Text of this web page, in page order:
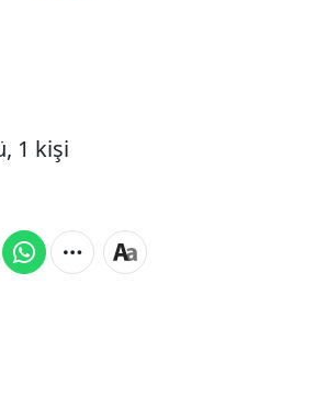
1 kişi